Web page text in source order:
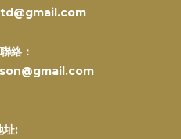
絡：
址: